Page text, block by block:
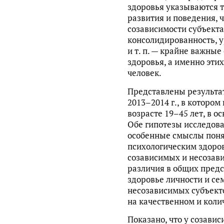
здоровья указываются
развития и поведения,
созависимости
консолидированность,
и т. п. — крайне важные
здоровья, а именно
человек.
Представлены
2013–2014 г., в
возрасте 19–45 лет, в
Обе гипотезы
особенные смыслы
психологическим
созависимых и
различия в общих
здоровье личности и
несозависимых
на качественном и
Показано, что у